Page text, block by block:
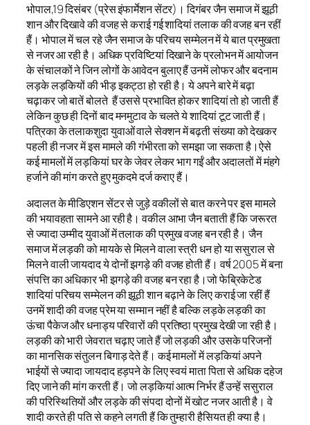
भोपाल,19 दिसंबर (प्रेस इंफार्मेशन सेंटर)। दिगंबर जैन समाज में झूठी
शान और दिखावे की वजह से कराई गई शादियां तलाक की वजह बन रहीं
हैं। भोपाल में चल रहे जैन समाज के परिचय सम्मेलन में ये बात प्रमुखता
से नजर आ रही है। अधिक प्रविष्टियां दिखाने के प्रलोभन में आयोजन
के संचालकों ने जिन लोगों के आवेदन बुलाए हैं उनमें लोफर और बदनाम
लड़के लड़कियों की भीड़ इकट्ठा हो रही है। ये अपने बारे में बढ़ा
चढ़ाकर जो बातें बोलते हैं उससे प्रभावित होकर शादियां तो हो जाती हैं
लेकिन कुछ ही दिनों बाद मनमुटाव के चलते ये शादियां टूट जाती हैं।
पत्रिका के तलाकशुदा युवाओं वाले सेक्शन में बढ़ती संख्या को देखकर
पहली ही नजर में इस मामले की गंभीरता को समझा जा सकता है।ऐसे
कई मामलों में लड़कियां घर के जेवर लेकर भाग गईं और अदालतों में मंहगे
हर्जाने की मांग करते हुए मुकदमे दर्ज कराए हैं।
अदालत के मीडिएशन सेंटर से जुड़े वकीलों से बात करने पर इस मामले
की भयावहता सामने आ रही है। वकील आभा जैन बताती हैं कि जरूरत
से ज्यादा उम्मीद युवाओं में तलाक की प्रमुख वजह बन रही है। जैन
समाज में लड़की को मायके से मिलने वाला स्त्री धन हो या ससुराल से
मिलने वाली जायदाद ये दोनों झगड़े की वजह होती हैं। वर्ष 2005 में बना
संपत्ति का अधिकार भी झगड़े की वजह बन रहा है।जो फेब्रिकेटेड
शादियां परिचय सम्मेलन की झूठी शान बढ़ाने के लिए कराई जा रहीं हैं
उनमें शादी की वजह प्रेम या सम्मान नहीं है बल्कि लड़के लड़की का
ऊंचा पैकेज और धनाड्य परिवारों की प्रतिष्ठा प्रमुख देखी जा रही है।
लड़की को भारी जेवरात चढ़ाए जाते हैं जो लड़की और उसके परिजनों
का मानसिक संतुलन बिगाड़ देते हैं। कई मामलों में लड़कियां अपने
भाईयों से ज्यादा जायदाद हड़पने के लिए स्वयं माता पिता से अधिक दहेज
दिए जाने की मांग करती हैं। जो लड़कियां आत्म निर्भर हैं उन्हें ससुराल
की परिस्थितियों और लड़के की संपदा दोनों में खोट नजर आती है। वे
शादी करते ही पति से कहने लगती हैं कि तुम्हारी हैसियत ही क्या है।